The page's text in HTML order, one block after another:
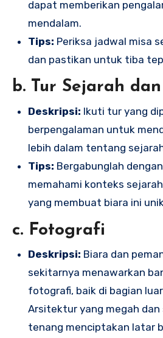
dapat memberikan
mendalam.
Tips: Periksa jadwal misa
dan pastikan untuk tiba
b. Tur Sejarah
Deskripsi: Ikuti tur yang
berpengalaman untuk
lebih dalam tentang
Tips: Bergabunglah
memahami konteks
yang membuat biara ini
c. Fotografi
Deskripsi: Biara dan
sekitarnya menawarkan
fotografi, baik di bagian
Arsitektur yang megah dan
tenang menciptakan latar